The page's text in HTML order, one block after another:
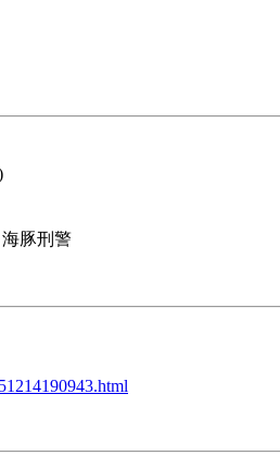
海豚刑警